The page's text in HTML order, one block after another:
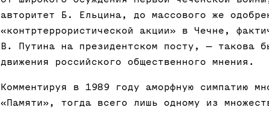
авторитет Б. Ельцина, до массового же
«контртеррористической акции» в Чечне,
В. Путина на президентском посту, — такова
движения российского общественного мнения.
Комментируя в 1989 году аморфную симпатию
«Памяти», тогда всего лишь одному из